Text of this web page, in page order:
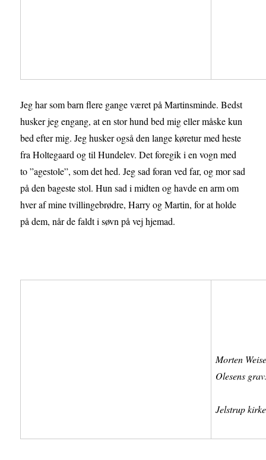
Jeg har som barn flere gange været på Martinsminde. Bedst
husker jeg engang, at en stor hund bed mig eller måske kun
bed efter mig. Jeg husker også den lange køretur med heste
fra Holtegaard og til Hundelev. Det foregik i en vogn med
to ”agestole”, som det hed. Jeg sad foran ved far, og mor sad
på den bageste stol. Hun sad i midten og havde en arm om
hver af mine tvillingebrødre, Harry og Martin, for at holde
på dem, når de faldt i søvn på vej hjemad.
Morten
Olesens
Jelstrup